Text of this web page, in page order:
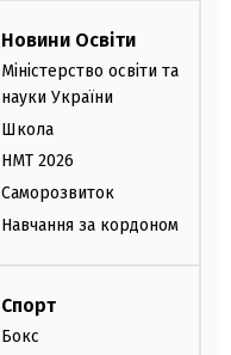
Новини Освіти
Міністерство освіти та
науки України
Школа
НМТ 2026
Саморозвиток
Навчання за кордоном
Спорт
Бокс